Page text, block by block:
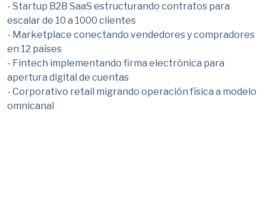
- Startup B2B SaaS estructurando contratos para
escalar de 10 a 1000 clientes
- Marketplace conectando vendedores y compradores
en 12 países
- Fintech implementando firma electrónica para
apertura digital de cuentas
- Corporativo retail migrando operación física a modelo
omnicanal